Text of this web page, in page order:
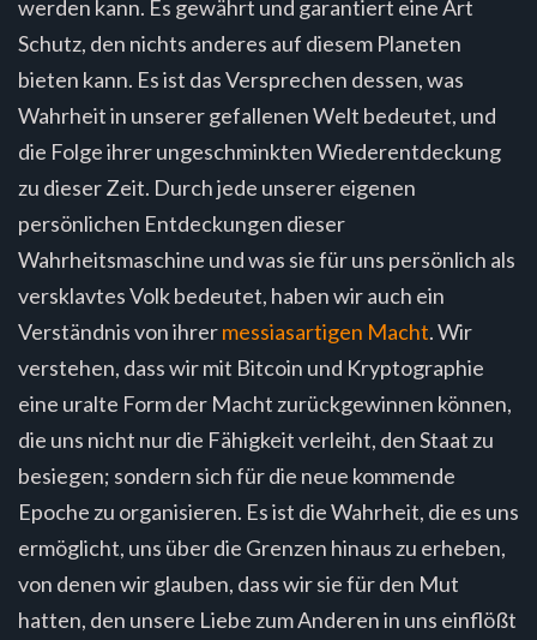
werden kann. Es gewährt und garantiert eine Art
Schutz, den nichts anderes auf diesem Planeten
bieten kann. Es ist das Versprechen dessen, was
Wahrheit in unserer gefallenen Welt bedeutet, und
die Folge ihrer ungeschminkten Wiederentdeckung
zu dieser Zeit. Durch jede unserer eigenen
persönlichen Entdeckungen dieser
Wahrheitsmaschine und was sie für uns persönlich als
versklavtes Volk bedeutet, haben wir auch ein
Verständnis von ihrermessiasartigen Macht. Wir
verstehen, dass wir mit Bitcoin und Kryptographie
eine uralte Form der Macht zurückgewinnen können,
die uns nicht nur die Fähigkeit verleiht, den Staat zu
besiegen; sondern sich für die neue kommende
Epoche zu organisieren. Es ist die Wahrheit, die es uns
ermöglicht, uns über die Grenzen hinaus zu erheben,
von denen wir glauben, dass wir sie für den Mut
hatten, den unsere Liebe zum Anderen in uns einflößt